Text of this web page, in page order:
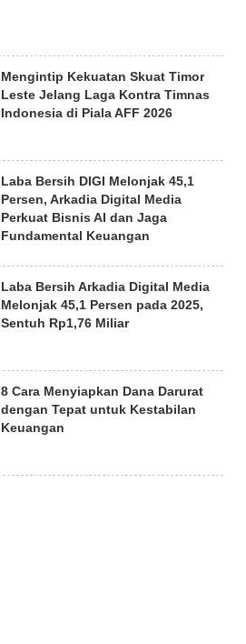
Mengintip Kekuatan Skuat Timor
Leste Jelang Laga Kontra Timnas
Indonesia di Piala AFF 2026
Laba Bersih DIGI Melonjak 45,1
Persen, Arkadia Digital Media
Perkuat Bisnis AI dan Jaga
Fundamental Keuangan
Laba Bersih Arkadia Digital Media
Melonjak 45,1 Persen pada 2025,
Sentuh Rp1,76 Miliar
8 Cara Menyiapkan Dana Darurat
dengan Tepat untuk Kestabilan
Keuangan